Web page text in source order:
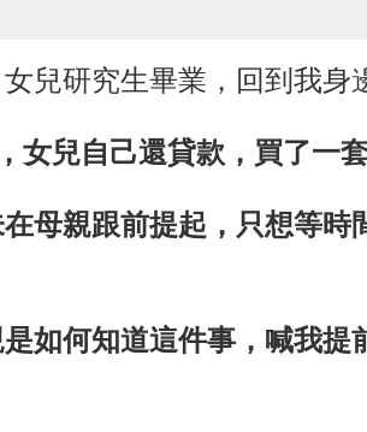
兒研究生畢業，回到我身
女兒自己還貸款，買了一
母親跟前提起，只想等時
如何知道這件事，喊我提